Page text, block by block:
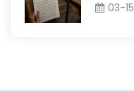
03-15